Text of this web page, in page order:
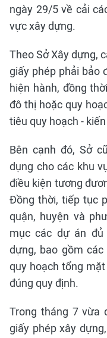
ngày 29/5 về cải
vực xây dựng.
Theo Sở Xây dựng,
giấy phép phải bảo
hiện hành, đồng
đô thị hoặc quy
tiêu quy hoạch -
Bên cạnh đó, Sở
dụng cho các khu
điều kiện tương
Đồng thời, tiếp tục
quận, huyện và
mục các dự án đủ
dựng, bao gồm
quy hoạch tổng
đúng quy định.
Trong tháng 7 vừa
giấy phép xây